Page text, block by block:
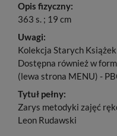
Opis fizyczny:
363 s. ; 19 cm
Uwagi:
Kolekcja Starych Książek
Dostępna również w
(lewa strona MENU) -
Tytuł pełny:
Zarys metodyki zajęć
Leon Rudawski